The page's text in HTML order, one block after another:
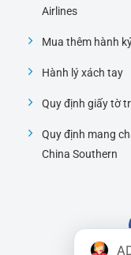
Airlines
Mua thêm hành
Hành lý xách tay
Quy định giấy tờ
Quy định mang
China Southern